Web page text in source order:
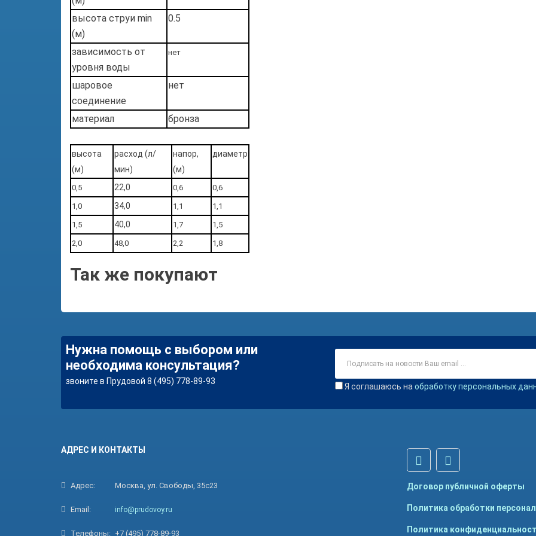
высота струи min
(м)
0.5
зависимость от
уровня воды
нет
шаровое
соединение
нет
материал бронза
высота
(м)
расход (л/
мин)
напор,
(м)
диаметр
0,5 22,0 0,6 0,6
1,0 34,0 1,1 1,1
1,5 40,0 1,7 1,5
2,0 48,0 2,2 1,8
Так же покупают
Нужна помощь с выбором или
необходима консультация?
звоните в Прудовой 8 (495) 778-89-93
Я соглашаюсь на обработку персональных
АДРЕС И КОНТАКТЫ
Адрес: Москва, ул. Свободы, 35с23
Email: info@prudovoy.ru
Телефоны: +7 (495) 778-89-93
Договор публичной оферты
Политика обработки
Политика